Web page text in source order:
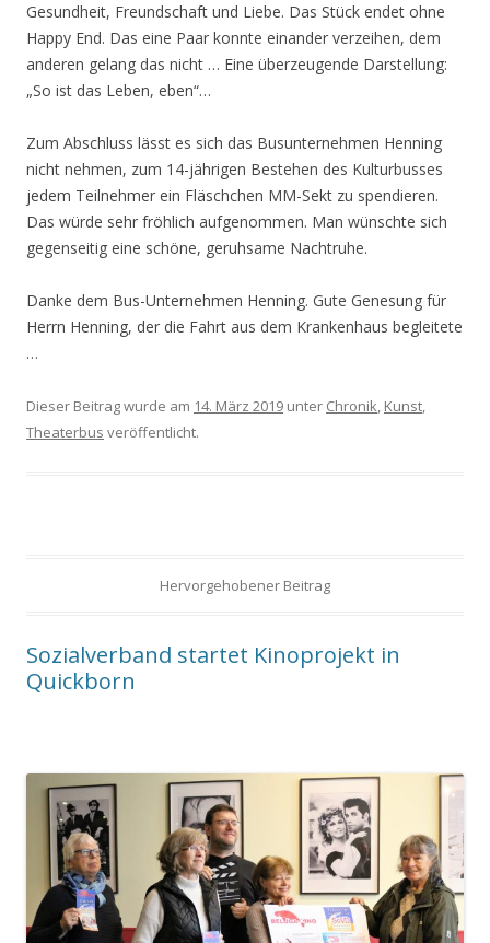
Gesundheit, Freundschaft und Liebe. Das Stück endet ohne
Happy End. Das eine Paar konnte einander verzeihen, dem
anderen gelang das nicht … Eine überzeugende Darstellung:
„So ist das Leben, eben“…
Zum Abschluss lässt es sich das Busunternehmen Henning
nicht nehmen, zum 14-jährigen Bestehen des Kulturbusses
jedem Teilnehmer ein Fläschchen MM-Sekt zu spendieren.
Das würde sehr fröhlich aufgenommen. Man wünschte sich
gegenseitig eine schöne, geruhsame Nachtruhe.
Danke dem Bus-Unternehmen Henning. Gute Genesung für
Herrn Henning, der die Fahrt aus dem Krankenhaus begleitete
…
Dieser Beitrag wurde am 14. März 2019 unter Chronik, Kunst,
Theaterbus veröffentlicht.
Hervorgehobener Beitrag
Sozialverband startet Kinoprojekt in
Quickborn